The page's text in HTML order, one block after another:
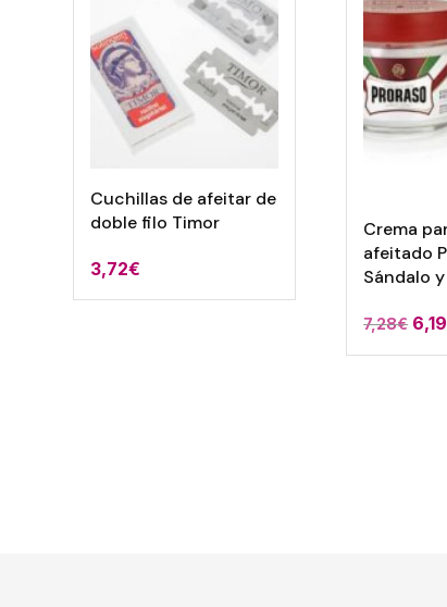
Cuchillas de afeitar de
doble filo Timor
3,72€
Crema
afeitado
Sándalo
7,28€ 6,19